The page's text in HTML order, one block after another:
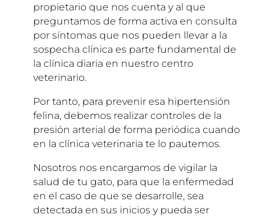
propietario que nos cuenta y al que
preguntamos de forma activa en consulta
por síntomas que nos pueden llevar a la
sospecha clínica es parte fundamental de
la clínica diaria en nuestro centro
veterinario.
Por tanto, para prevenir esa hipertensión
felina, debemos realizar controles de la
presión arterial de forma periódica cuando
en la clínica veterinaria te lo pautemos.
Nosotros nos encargamos de vigilar la
salud de tu gato, para que la enfermedad
en el caso de que se desarrolle, sea
detectada en sus inicios y pueda ser